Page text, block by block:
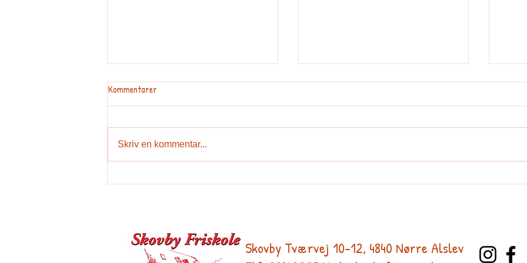
Undervisningsplan for idræt i
Undervisningsplan for idræt i
Kommentarer
Skriv en kommentar...
Skovby Tværvej 10-12, 4840 Nørre Alslev